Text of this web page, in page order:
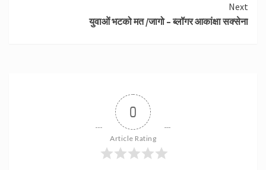
Next
युवाओं भटको मत /जागो – ब्लॉगर आकांक्षा सक्सेना
0
Article Rating